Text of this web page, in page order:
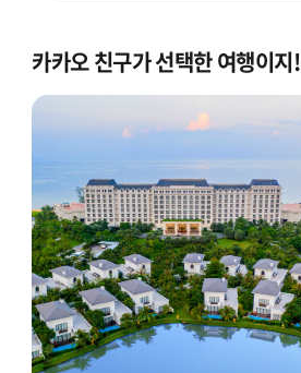
카카오 친구가 선택한 여행이지!